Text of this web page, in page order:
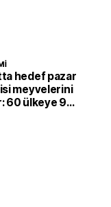
hedef pazar
meyvelerini
60 ülkeye 94